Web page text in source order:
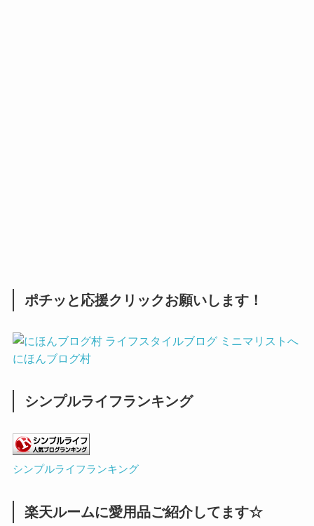
ポチッと応援クリックお願いします！
にほんブログ村
シンプルライフランキング
シンプルライフランキング
楽天ルームに愛用品ご紹介してます☆